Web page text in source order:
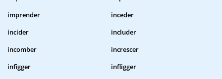
imprender
inceder
incider
includer
incomber
increscer
infigger
infligger